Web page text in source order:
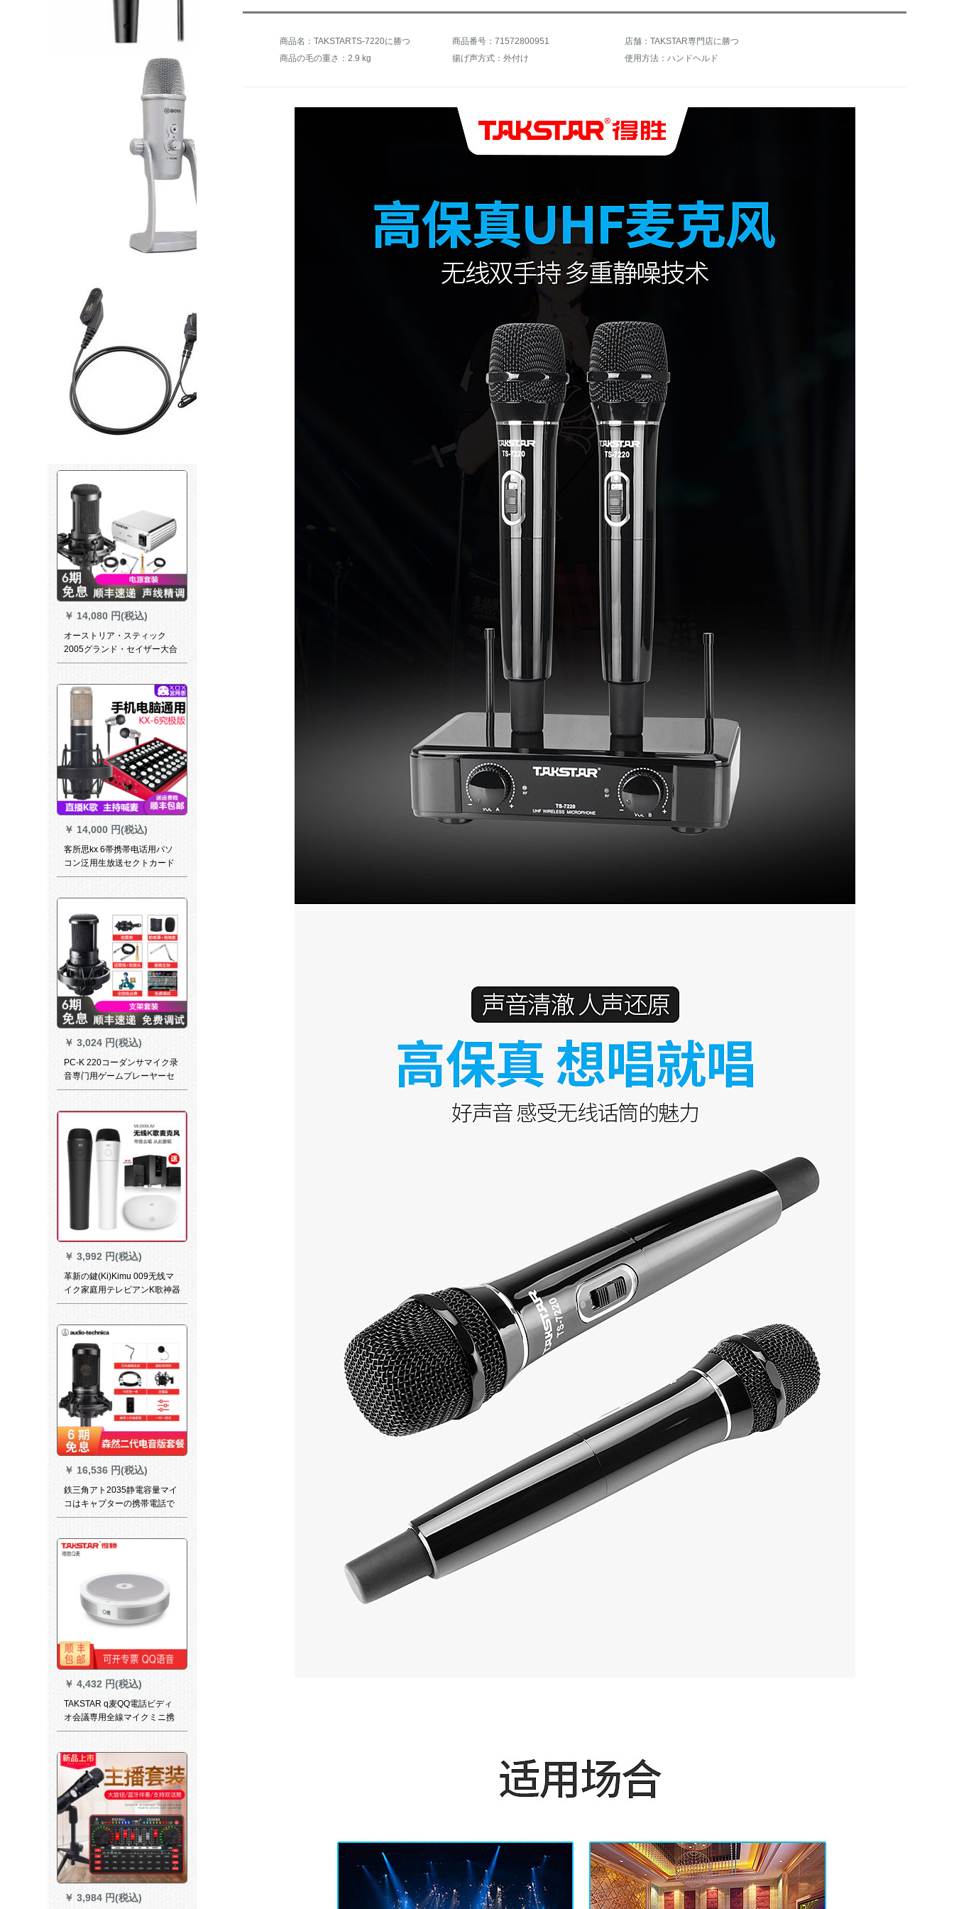
￥ 14,080 円(税込)
オーストリア・スティック
2005グランド・セイザー大合
唱キャバクラ・レコーディン
￥ 14,000 円(税込)
客所思kx 6帯携帯电话用パソ
コン泛用生放送セクトカード
デスクスクスクは同K歌克6-7
￥ 3,024 円(税込)
PC-K 220コーダンサマイク录
音専门用ゲームプレーヤーセ
クト携帯テープディオ外置K歌
￥ 3,992 円(税込)
革新の鍵(Ki)Kimu 009无线マ
イク家庭用テレビアンK歌神器
第二家庭カラオケ会议マイク
￥ 16,536 円(税込)
鉄三角アト2035静電容量マイ
コはキャプターの携帯電話で
外付けオーカドドを生放送し
専门设备はみななで森然と放
送します。
￥ 4,432 円(税込)
TAKSTAR q麦QQ電話ビディ
オ会議専用全線マイクミニ携
帯帯小型スピカホワイト
￥ 3,984 円(税込)
商品名：TAKSTARTS-7220に勝つ 商品番号：71572800951
店舗：TAKSTAR専門店に勝つ
商品の毛の重さ：2.9 kg
揚げ声方式：外付け 使用方法：ハンドヘルド